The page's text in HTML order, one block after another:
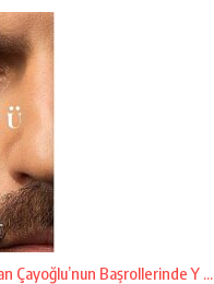
Çayoğlu’nun Başrollerinde Y ...